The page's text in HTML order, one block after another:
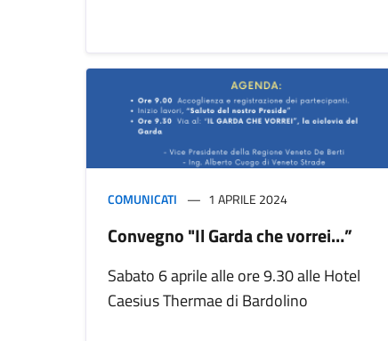
COMUNICATI 1 APRILE 2024
Convegno "Il Garda che vorrei…”
Sabato 6 aprile alle ore 9.30 alle Hotel
Caesius Thermae di Bardolino